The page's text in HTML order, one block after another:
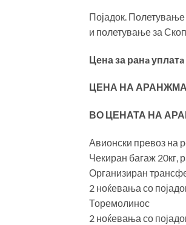
Појадок.
и полетување за
Цена за ранa
ЦЕНА НА
ВО ЦЕНАТА НА
Авионски превоз на
Чекиран багаж 20кг,
Организиран
2 ноќевања со
Торемолинос
2 ноќевања со